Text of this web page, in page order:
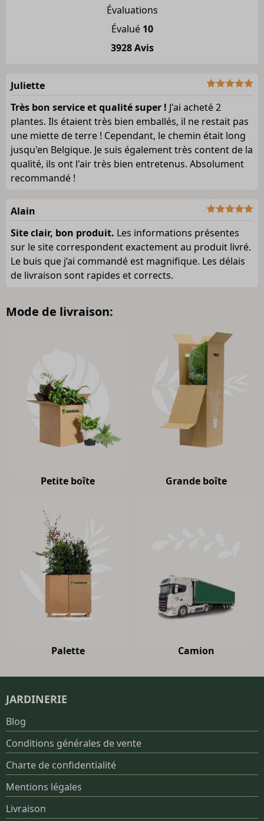
Évaluations
Évalué 10
3928 Avis
Juliette
Très bon service et qualité super ! J'ai acheté 2
plantes. Ils étaient très bien emballés, il ne restait pas
une miette de terre ! Cependant, le chemin était long
jusqu'en Belgique. Je suis également très content de la
qualité, ils ont l'air très bien entretenus. Absolument
recommandé !
Alain
Site clair, bon produit. Les informations présentes
sur le site correspondent exactement au produit livré.
Le buis que j’ai commandé est magnifique. Les délais
de livraison sont rapides et corrects.
Mode de livraison:
Petite boîte Grande boîte
Palette Camion
JARDINERIE
Blog
Conditions générales de vente
Charte de confidentialité
Mentions légales
Livraison